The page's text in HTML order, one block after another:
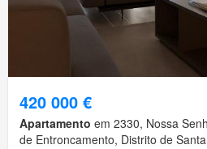
420 000 €
Apartamento em 2330, Nossa
de Entroncamento, Distrito de